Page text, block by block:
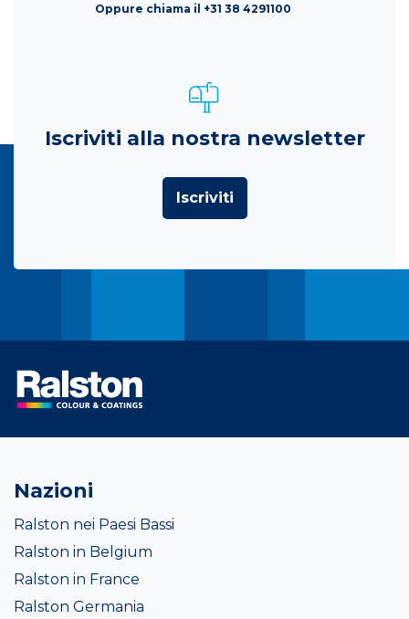
Oppure chiama il +31 38 4291100
Iscriviti alla nostra newsletter
Iscriviti
Nazioni
Ralston nei Paesi Bassi
Ralston in Belgium
Ralston in France
Ralston Germania